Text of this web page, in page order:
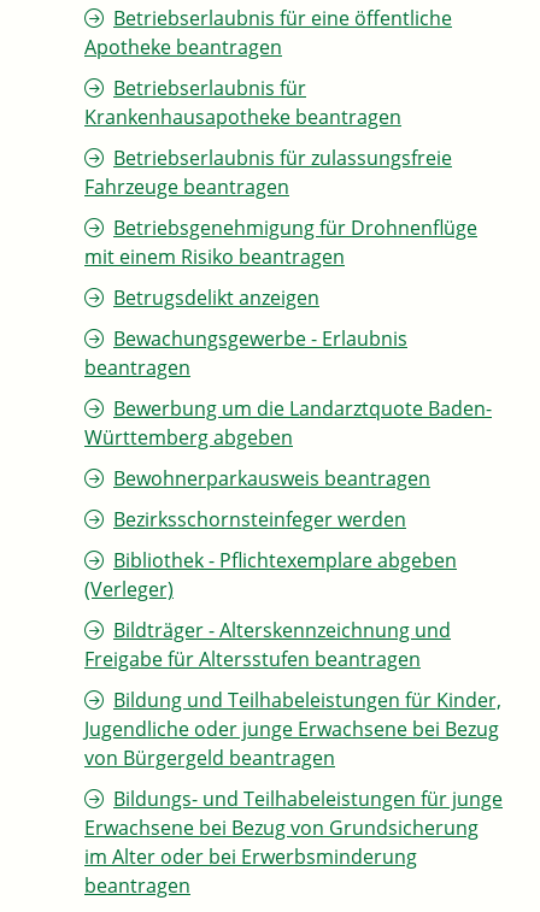
Betriebserlaubnis für eine öffentliche
Apotheke beantragen
Betriebserlaubnis für
Krankenhausapotheke beantragen
Betriebserlaubnis für zulassungsfreie
Fahrzeuge beantragen
Betriebsgenehmigung für Drohnenflüge
mit einem Risiko beantragen
Betrugsdelikt anzeigen
Bewachungsgewerbe - Erlaubnis
beantragen
Bewerbung um die Landarztquote Baden-
Württemberg abgeben
Bewohnerparkausweis beantragen
Bezirksschornsteinfeger werden
Bibliothek - Pflichtexemplare abgeben
(Verleger)
Bildträger - Alterskennzeichnung und
Freigabe für Altersstufen beantragen
Bildung und Teilhabeleistungen für Kinder,
Jugendliche oder junge Erwachsene bei Bezug
von Bürgergeld beantragen
Bildungs- und Teilhabeleistungen für junge
Erwachsene bei Bezug von Grundsicherung
im Alter oder bei Erwerbsminderung
beantragen